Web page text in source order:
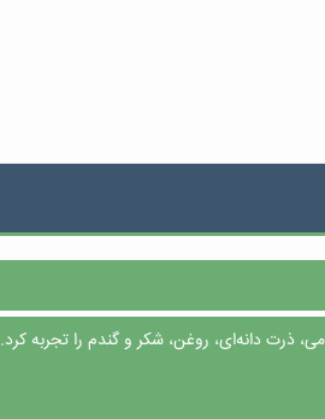
ذرت دانه‌ای، روغن، شکر و گندم را تجربه کرد.